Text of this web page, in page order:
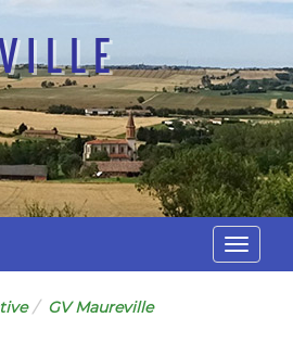
GV Maureville